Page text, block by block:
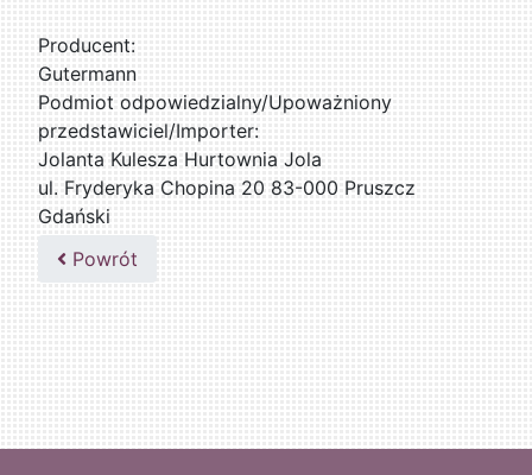
Producent:
Gutermann
Podmiot odpowiedzialny/Upoważniony
przedstawiciel/Importer:
Jolanta Kulesza Hurtownia Jola
ul. Fryderyka Chopina 20 83-000 Pruszcz
Gdański
502047435
Powrót